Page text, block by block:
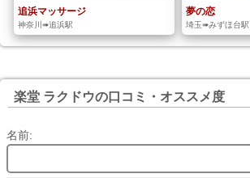
追浜マッサージ
神奈川➠追浜駅
夢の恋
埼玉➠みずほ台駅
楽堂 ラクドウの口コミ・オススメ度
名前: